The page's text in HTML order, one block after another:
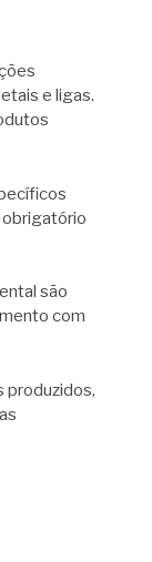
e ligas.
obrigatório
são
com
produzidos,